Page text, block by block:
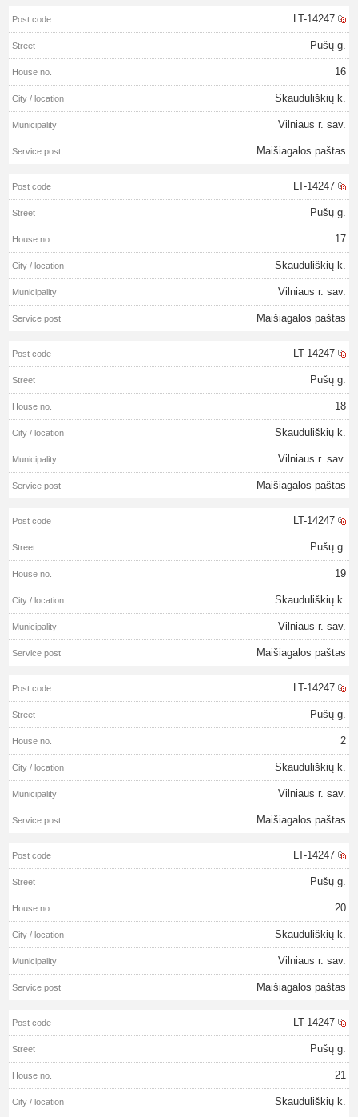
LT-14247
Pušų g.
16
Skauduliškių k.
Vilniaus r. sav.
Maišiagalos paštas
LT-14247
Pušų g.
17
Skauduliškių k.
Vilniaus r. sav.
Maišiagalos paštas
LT-14247
Pušų g.
18
Skauduliškių k.
Vilniaus r. sav.
Maišiagalos paštas
LT-14247
Pušų g.
19
Skauduliškių k.
Vilniaus r. sav.
Maišiagalos paštas
LT-14247
Pušų g.
2
Skauduliškių k.
Vilniaus r. sav.
Maišiagalos paštas
LT-14247
Pušų g.
20
Skauduliškių k.
Vilniaus r. sav.
Maišiagalos paštas
LT-14247
Pušų g.
21
Skauduliškių k.